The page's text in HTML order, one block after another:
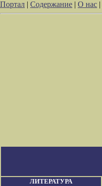
Портал | Содержание | О нас |
ЛИТЕРАТУРА